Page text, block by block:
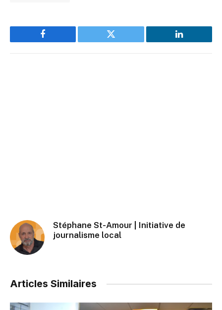
Facebook Twitter LinkedIn
Stéphane St-Amour | Initiative de
journalisme local
Articles Similaires